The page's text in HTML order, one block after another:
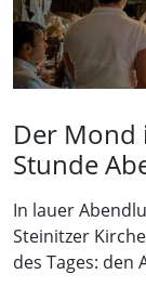
Der Mond
Stunde
In lauer
Steinitzer
des Tages: den